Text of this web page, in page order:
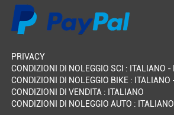
PRIVACY
CONDIZIONI DI NOLEGGIO SCI : ITALIANO -
CONDIZIONI DI NOLEGGIO BIKE : ITALIANO
CONDIZIONI DI VENDITA : ITALIANO
CONDIZIONI DI NOLEGGIO AUTO : ITALIANO